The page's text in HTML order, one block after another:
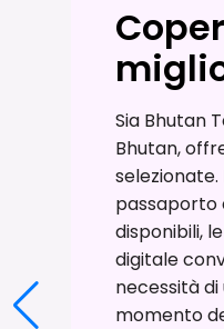
Sia Bhutan
Bhutan,
passaporto
disponibili,
digitale
necessità
momento